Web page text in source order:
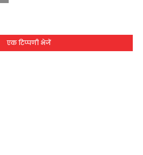
एक टिप्पणी भेजें